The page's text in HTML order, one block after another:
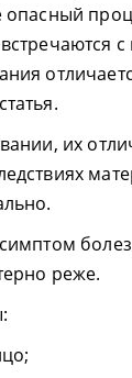
опасный
их
реже.